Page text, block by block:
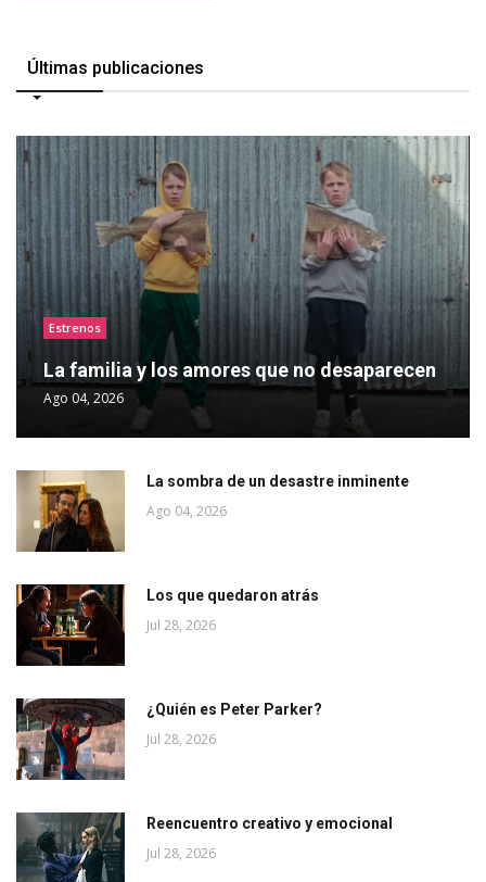
Últimas publicaciones
Estrenos
La familia y los amores que no desaparecen
Ago 04, 2026
La sombra de un desastre inminente
Ago 04, 2026
Los que quedaron atrás
Jul 28, 2026
¿Quién es Peter Parker?
Jul 28, 2026
Reencuentro creativo y emocional
Jul 28, 2026